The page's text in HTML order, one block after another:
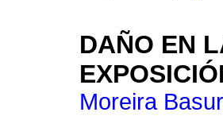
DAÑO EN
Moreira